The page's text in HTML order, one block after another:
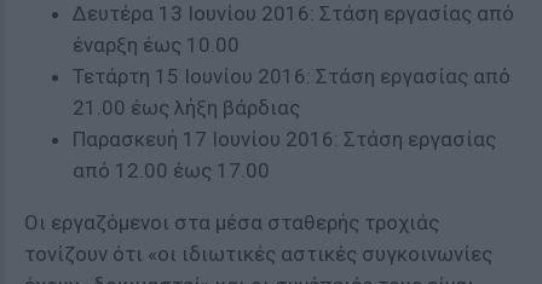
Δευτέρα 13 Ιουνίου 2016: Στάση εργασίας από
έναρξη έως 10.00
Τετάρτη 15 Ιουνίου 2016: Στάση εργασίας από
21.00 έως λήξη βάρδιας
Παρασκευή 17 Ιουνίου 2016: Στάση εργασίας
από 12.00 έως 17.00
Οι εργαζόμενοι στα μέσα σταθερής τροχιάς
τονίζουν ότι «οι ιδιωτικές αστικές συγκοινωνίες